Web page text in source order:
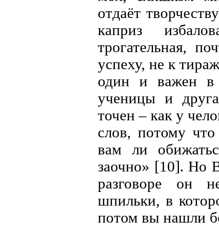
отдаёт
каприз
трогательная,
успеху, не к
один и важен в
ученицы и
точен – как у
слов, потому
вам ли
заочно» [10]. Но
разговоре он
шпильки, в
потом вы нашли